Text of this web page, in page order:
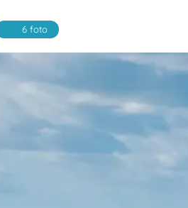
6 foto